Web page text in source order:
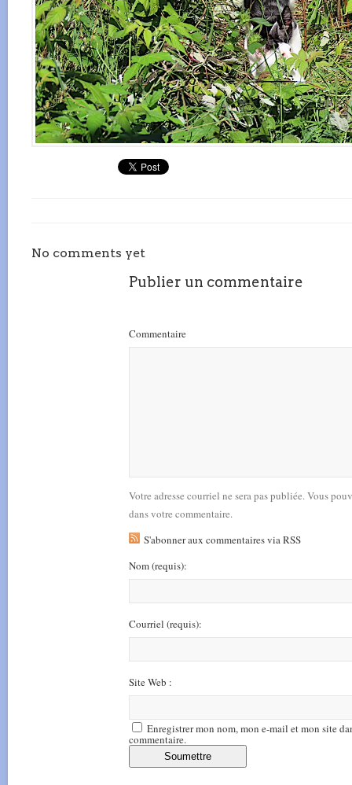
No comments yet
Publier un commentaire
Commentaire
Votre adresse courriel ne sera pas publiée. Vous
dans votre commentaire.
S'abonner aux commentaires via RSS
Nom(requis):
Courriel (requis):
Site Web :
Enregistrer mon nom, mon e-mail et mon site
commentaire.